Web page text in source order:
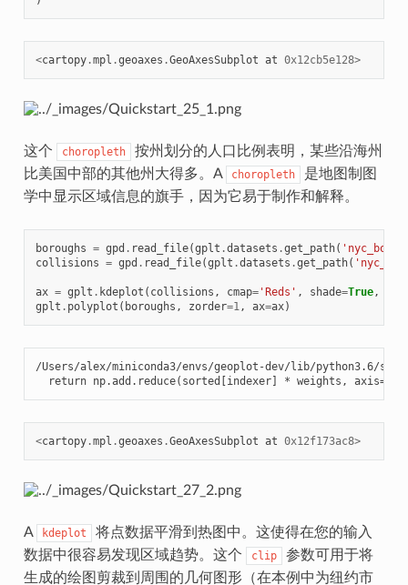
<cartopy.mpl .geoaxes .GeoAxesSubplot at 0x12cb5e128>
这个 choropleth
按州划分的人口比例表明，某些沿海州
比美国中部的其他州大得多。A
choropleth
是地图制图
学中显示区域信息的旗手，因为它易于制作和解释。
boroughs = gpd . read_file(gplt .datasets .get_path(
collisions = gpd . read_file(gplt .datasets .get_path(
ax = gplt . kdeplot ( collisions , cmap='Reds' , shade=True,
gplt . polyplot ( boroughs , zorder=1 , ax=ax)
/Users/alex/miniconda3/envs/geoplot-dev/lib/python3.6/
return np.add.reduce(sorted[indexer] * weights,
<cartopy.mpl .geoaxes .GeoAxesSubplot at 0x12f173ac8>
A kdeplot
将点数据平滑到热图中。这使得在您的输入
数据中很容易发现区域趋势。这个
clip
参数可用于将
生成的绘图剪裁到周围的几何图形（在本例中为纽约市